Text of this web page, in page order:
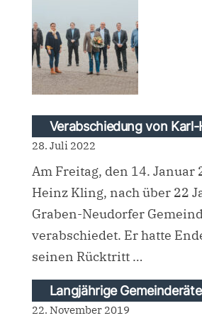
Verabschiedung von Karl-
28. Juli 2022
Am Freitag, den 14. Januar
Heinz Kling, nach über 22
Graben-Neudorfer
verabschiedet. Er hatte
seinen Rücktritt …
Langjährige
22. November 2019